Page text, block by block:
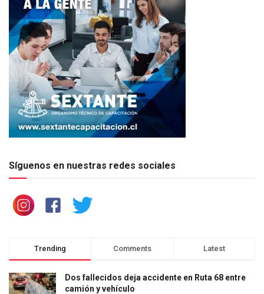
Síguenos en nuestras redes sociales
Trending Comments Latest
Dos fallecidos deja accidente en Ruta 68 entre
camión y vehículo